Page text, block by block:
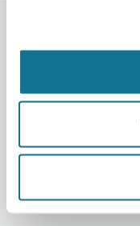
关于我们
出版物